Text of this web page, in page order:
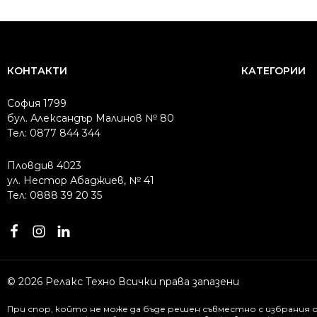
КОНТАКТИ
София 1799
бул. Александър Малинов № 80
Тел: 0877 844 344
Пловдив 4023
ул. Нестор Абаджиев, № 41
Тел: 0888 39 20 35
КАТЕГОРИИ
© 2026 Релакс Техно Всички права запазени
При спор, който не може да бъде решен съвместно с избрания